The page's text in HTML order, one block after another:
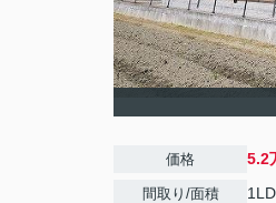
価格 5.2
間取り/面積